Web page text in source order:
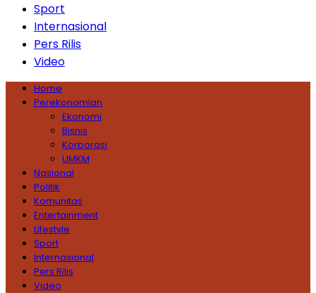
Sport
Internasional
Pers Rilis
Video
Home
Perekonomian
Ekonomi
Bisnis
Korporasi
UMKM
Nasional
Politik
Komunitas
Entertainment
Lifestyle
Sport
Internasional
Pers Rilis
Video